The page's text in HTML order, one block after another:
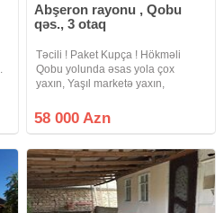
Abşeron rayonu , Qobu
qəs., 3 otaq
Təcili ! Paket Kupça ! Hökməli
Qobu yolunda əsas yola çox
yaxın, Yaşıl marketə yaxın,
məsafəsi demək olar 10-20
metrdir. Hər bir şəraiti var. İstilik
58 000 Azn